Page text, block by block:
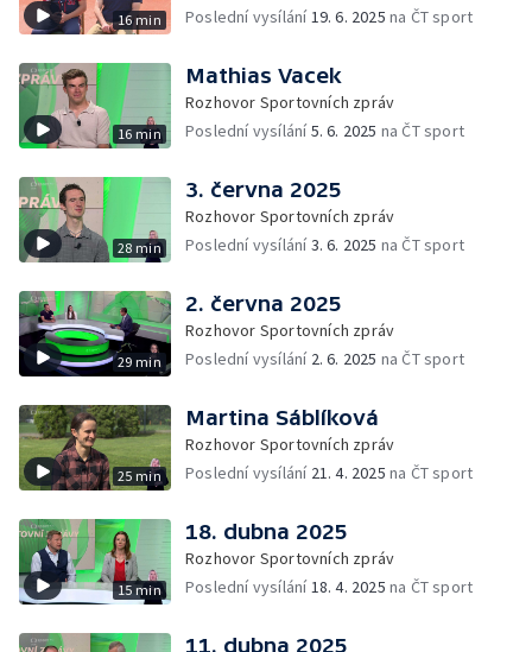
16 min
Poslední vysílání19. 6. 2025 na ČT sport
16 min
Mathias Vacek
Rozhovor Sportovních zpráv
Poslední vysílání5. 6. 2025 na ČT sport
28 min
3. června 2025
Rozhovor Sportovních zpráv
Poslední vysílání3. 6. 2025 na ČT sport
29 min
2. června 2025
Rozhovor Sportovních zpráv
Poslední vysílání 2. 6. 2025 na ČT sport
25 min
Martina Sáblíková
Rozhovor Sportovních zpráv
Poslední vysílání 21. 4. 2025 na ČT sport
15 min
18. dubna 2025
Rozhovor Sportovních zpráv
Poslední vysílání18. 4. 2025 na ČT sport
11. dubna 2025